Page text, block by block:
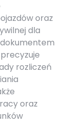
oraz
dla
rozliczeń
oraz